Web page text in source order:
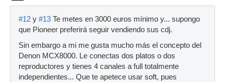
#12 y #13 Te metes en 3000 euros mínimo y... supongo
que Pioneer preferirá seguir vendiendo sus cdj.
Sin embargo a mi me gusta mucho más el concepto del
Denon MCX8000. Le conectas dos platos o dos
reproductores y tienes 4 canales a full totalmente
independientes... Que te apetece usar soft, pues